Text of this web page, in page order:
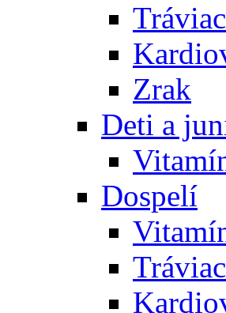
Zrak
Deti a
Dospelí